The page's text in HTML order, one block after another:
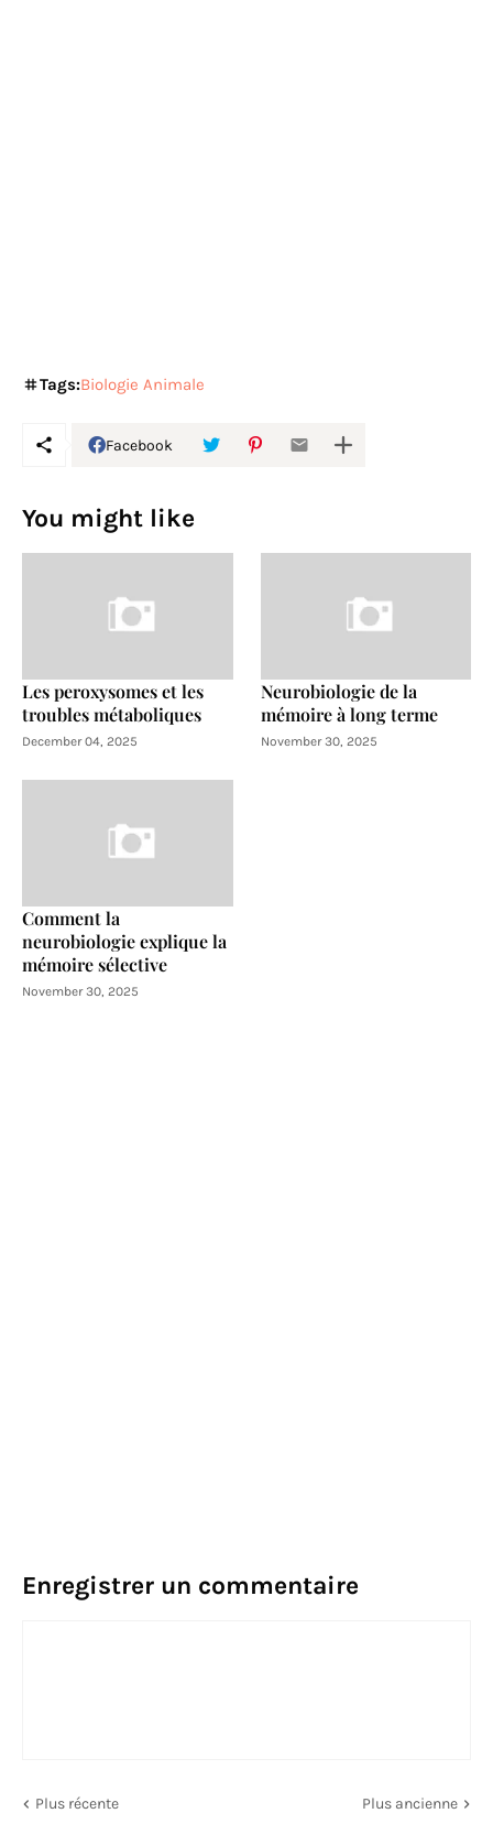
Tags:Biologie Animale
Facebook
You might like
Les peroxysomes et les
troubles métaboliques
December 04, 2025
Neurobiologie de la
mémoire à long terme
November 30, 2025
Comment la
neurobiologie explique la
mémoire sélective
November 30, 2025
Enregistrer un commentaire
Plus récente Plus ancienne